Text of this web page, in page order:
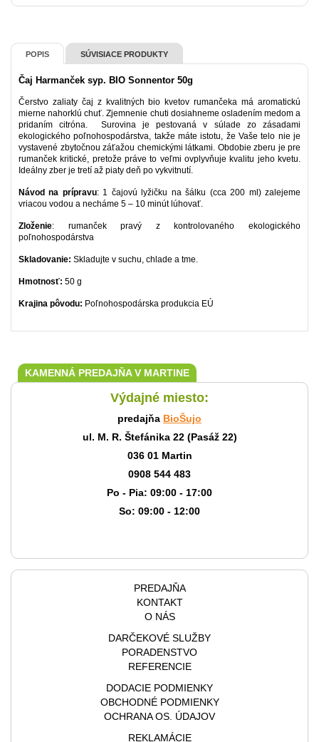
POPIS SÚVISIACE PRODUKTY
Čaj Harmanček syp. BIO Sonnentor 50g
Čerstvo zaliaty čaj z kvalitných bio kvetov rumančeka má aromatickú
mierne nahorklú chuť. Zjemnenie chuti dosiahneme osladením medom a
pridaním citróna. Surovina je pestovaná v súlade zo zásadami
ekologického poľnohospodárstva, takže máte istotu, že Vaše telo nie je
vystavené zbytočnou záťažou chemickými látkami. Obdobie zberu je pre
rumanček kritické, pretože práve to veľmi ovplyvňuje kvalitu jeho kvetu.
Ideálny zber je tretí až piaty deň po vykvitnutí.
Návod na prípravu: 1 čajovú lyžičku na šálku (cca 200 ml) zalejeme
vriacou vodou a necháme 5 – 10 minút lúhovať.
Zloženie: rumanček pravý z kontrolovaného ekologického
poľnohospodárstva
Skladovanie: Skladujte v suchu, chlade a tme.
Hmotnosť: 50 g
Krajina pôvodu: Poľnohospodárska produkcia EÚ
KAMENNÁ PREDAJŇA V MARTINE
Výdajné miesto:
predajňa BioŠujo
ul. M. R. Štefánika 22 (Pasáž 22)
036 01 Martin
0908 544 483
Po - Pia: 09:00 - 17:00
So: 09:00 - 12:00
PREDAJŇA
KONTAKT
O NÁS
DARČEKOVÉ SLUŽBY
PORADENSTVO
REFERENCIE
DODACIE PODMIENKY
OBCHODNÉ PODMIENKY
OCHRANA OS. ÚDAJOV
REKLAMÁCIE